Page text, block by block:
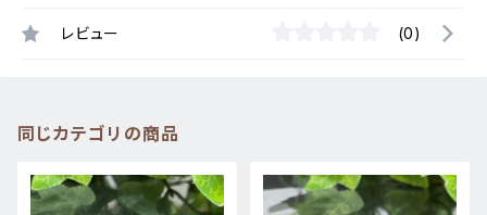
レビュー (0)
同じカテゴリの商品